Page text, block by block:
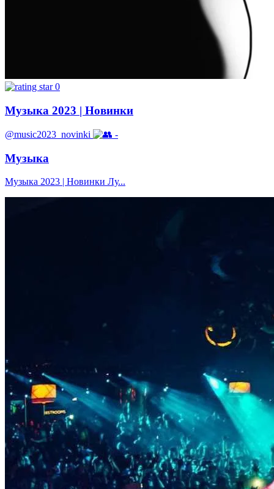
0
Музыка 2023 | Новинки
@music2023_novinki -
Музыка
Музыка 2023 | Новинки Лу...